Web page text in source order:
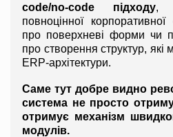
code/no-code підходу,
повноцінної
про поверхневі форми чи
про створення структур, які
ERP-архітектури.
Саме тут добре видно
система не просто
отримує механізм
модулів.